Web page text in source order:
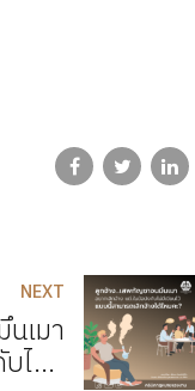
NEXT
เมา
ไม่มี